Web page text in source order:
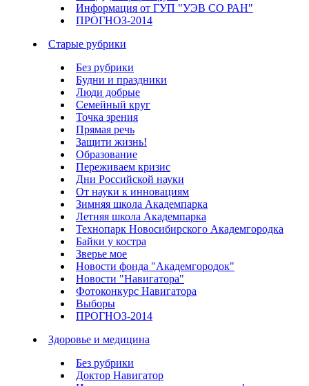
Информация от ГУП "УЭВ СО РАН"
ПРОГНОЗ-2014
Старые рубрики
Без рубрики
Будни и праздники
Люди добрые
Семейный круг
Точка зрения
Прямая речь
Защити жизнь!
Образование
Переживаем кризис
Дни Российской науки
От науки к инновациям
Зимняя школа Академпарка
Летняя школа Академпарка
Технопарк Новосибирского Академгородка
Байки у костра
Зверье мое
Новости фонда "Академгородок"
Новости "Навигатора"
Фотоконкурс Навигатора
Выборы
ПРОГНОЗ-2014
Здоровье и медицина
Без рубрики
Доктор Навигатор